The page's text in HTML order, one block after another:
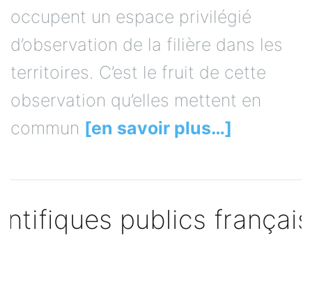
occupent un espace privilégié
d’observation de la filière dans les
territoires. C’est le fruit de cette
observation qu’elles mettent en
commun [en savoir plus…]